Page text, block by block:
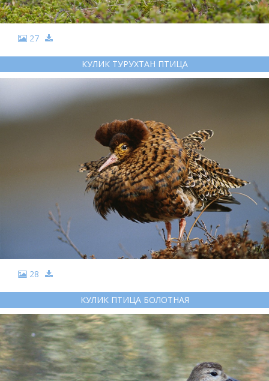
27
КУЛИК ТУРУХТАН ПТИЦА
28
КУЛИК ПТИЦА БОЛОТНАЯ